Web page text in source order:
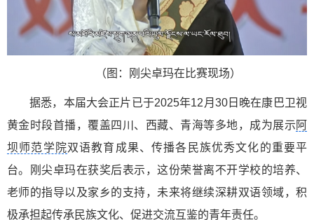
（图：刚尖卓玛在比赛现场）
据悉，本届大会正片已于2025年12月30日晚在康巴卫视
黄金时段首播，覆盖四川、西藏、青海等多地，成为展示 阿
坝师范学院双语教育成果、传播各民族优秀文化的重要平
台。刚尖卓玛在获奖后表示，这份荣誉离不开学校的培养、
老师的指导以及家乡的支持，未来将继续深耕双语领域，积
极承担起传承民族文化、促进交流互鉴的青年责任。